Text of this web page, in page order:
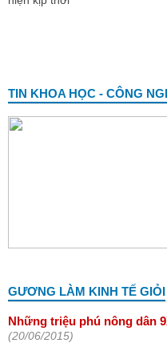
TIN KHOA HỌC - CÔNG
GƯƠNG LÀM KINH TẾ GIỎI
Những triệu phú nông dân
(20/06/2015)